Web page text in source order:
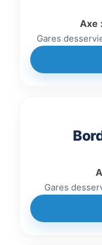
Axe :
Gares
Gares